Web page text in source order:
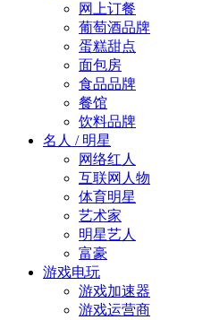
网上订餐
葡萄酒品牌
蛋糕甜点
面包房
食品品牌
餐馆
饮料品牌
名人 / 明星
网络红人
互联网人物
体育明星
艺术家
明星艺人
富豪
游戏电玩
游戏加速器
游戏运营商